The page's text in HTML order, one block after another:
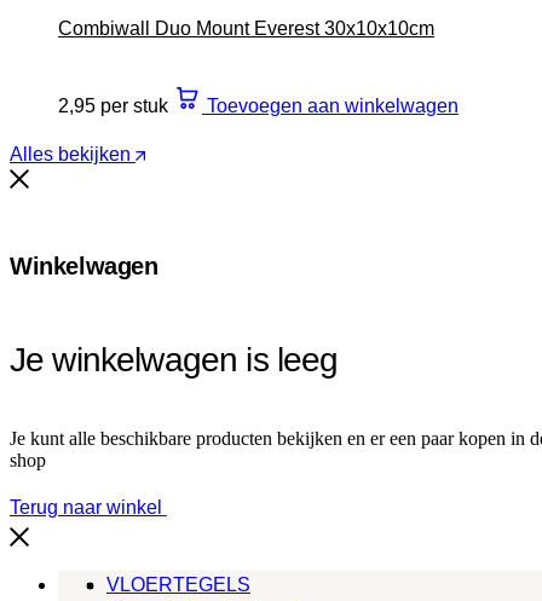
Combiwall Duo Mount Everest 30x10x10cm
2,95 per stuk Toevoegen aan winkelwagen
Alles bekijken
Winkelwagen
Je winkelwagen is leeg
Je kunt alle beschikbare producten bekijken en er een paar kopen in
shop
Terug naar winkel
VLOERTEGELS